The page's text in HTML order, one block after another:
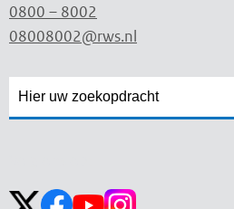
0800 – 8002
08008002@rws.nl